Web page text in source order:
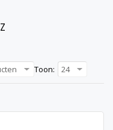
Toon: 24